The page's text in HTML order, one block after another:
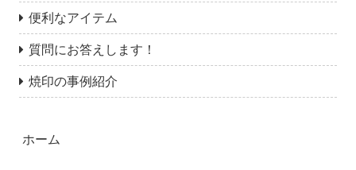
便利なアイテム
質問にお答えします！
焼印の事例紹介
ホーム